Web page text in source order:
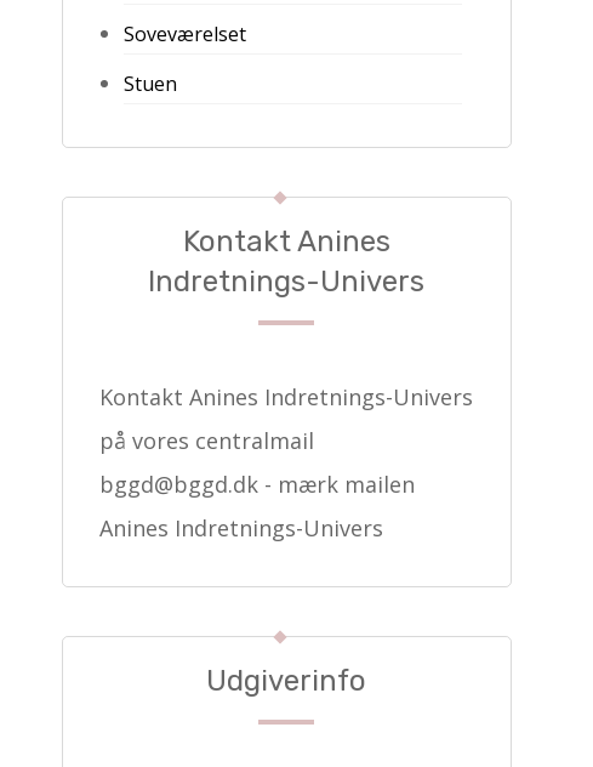
Soveværelset
Stuen
Kontakt Anines
Indretnings-Univers
Kontakt Anines Indretnings-Univers
på vores centralmail
bggd@bggd.dk- mærk mailen
Anines Indretnings-Univers
Udgiverinfo